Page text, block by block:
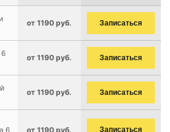
от 1190 руб. Записаться
от 1190 руб. Записаться
от 1190 руб. Записаться
6
от 1190 руб. Записаться